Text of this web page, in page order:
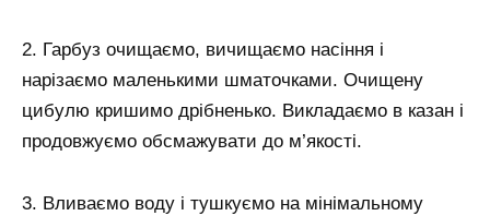
2. Гарбуз очищаємо, вичищаємо насіння і
нарізаємо маленькими шматочками. Очищену
цибулю кришимо дрібненько. Викладаємо в казан і
продовжуємо обсмажувати до м’якості.
3. Вливаємо воду і тушкуємо на мінімальному